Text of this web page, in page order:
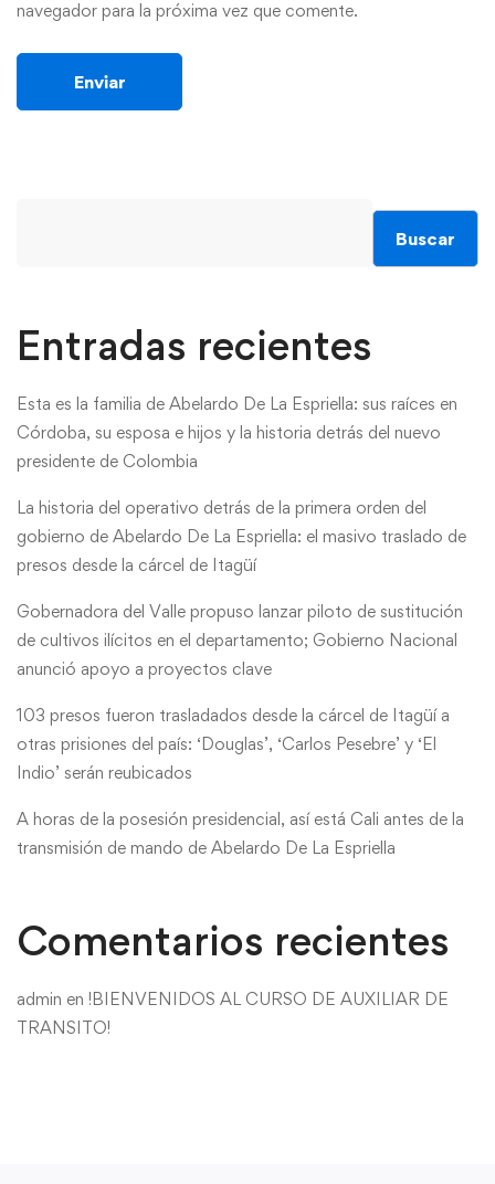
navegador para la próxima vez que comente.
Buscar
Entradas recientes
Esta es la familia de Abelardo De La Espriella: sus raíces en
Córdoba, su esposa e hijos y la historia detrás del nuevo
presidente de Colombia
La historia del operativo detrás de la primera orden del
gobierno de Abelardo De La Espriella: el masivo traslado de
presos desde la cárcel de Itagüí
Gobernadora del Valle propuso lanzar piloto de sustitución
de cultivos ilícitos en el departamento; Gobierno Nacional
anunció apoyo a proyectos clave
103 presos fueron trasladados desde la cárcel de Itagüí a
otras prisiones del país: ‘Douglas’, ‘Carlos Pesebre’ y ‘El
Indio’ serán reubicados
A horas de la posesión presidencial, así está Cali antes de la
transmisión de mando de Abelardo De La Espriella
Comentarios recientes
admin en !BIENVENIDOS AL CURSO DE AUXILIAR DE
TRANSITO!